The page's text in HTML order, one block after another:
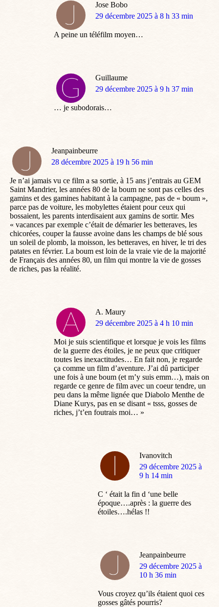
Jose Bobo
dit
29 décembre 2025 à 8 h 33 min
A peine un téléfilm moyen…
Guillaume
dit
29 décembre 2025 à 9 h 37 min
… je subodorais…
Jeanpainbeurre
dit
28 décembre 2025 à 19 h 56 min
Je n’ai jamais vu ce film a sa sortie, à 15 ans j’entrais au GEM
Saint Mandrier, les années 80 de la boum ne sont pas celles des
gamins et des gamines habitant à la campagne, pas de « boum »,
parce pas de voiture, les mobylettes étaient pour ceux qui
bossaient, les parents interdisaient aux gamins de sortir. Mes
« vacances par exemple c’était de démarier les betteraves, les
chicorées, couper la fausse avoine dans les champs de blé sous
un soleil de plomb, la moisson, les betteraves, en hiver, le tri des
patates en février. La boum est loin de la vraie vie de la majorité
de Français des années 80, un film qui montre la vie de gosses
de riches, pas la réalité.
A. Maury
dit
29 décembre 2025 à 4 h 10 min
Moi je suis scientifique et lorsque je vois les films
de la guerre des étoiles, je ne peux que critiquer
toutes les inexactitudes… En fait non, je regarde
ça comme un film d’aventure. J’ai dû participer
une fois à une boum (et m’y suis emm…), mais on
regarde ce genre de film avec un coeur tendre, un
peu dans la même lignée que Diabolo Menthe de
Diane Kurys, pas en se disant « tsss, gosses de
riches, j’t’en foutrais moi… »
Ivanovitch
dit
:
29 décembre 2025 à
9 h 14 min
C ‘ était la fin d ‘une belle
époque….après : la guerre des
étoiles….hélas !!
Jeanpainbeurre
dit
:
29 décembre 2025 à
10 h 36 min
Vous croyez qu’ils étaient quoi ces
gosses gâtés pourris?